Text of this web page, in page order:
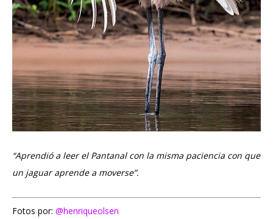
“Aprendió a leer el Pantanal con la misma paciencia con que
un jaguar aprende a moverse”.
Fotos por: @henriqueolsen